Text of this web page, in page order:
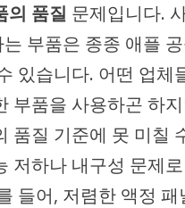
의 품질 문제입니다.
부품은 종종 애플
있습니다. 어떤 업체
부품을 사용하곤 하
품질 기준에 못 미칠
저하나 내구성 문제
들어, 저렴한 액정 패